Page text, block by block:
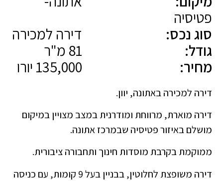
פטיסיה
סוג נכס:
דירה למכירה
גודל:
מחיר:
דירה למכירה באתונה, יוון.
דירה מוארת, מרווחת ומודרנית במצב מצויין במיקום
מושלם באיזור פטיסיה שבמרכז אתונה.
ממוקמת בקרבת מוסדות חינוך ותחבורה ציבורית.
דירה משופצת לחלוטין, בבניין בעל 9 קומות, עם כניסה